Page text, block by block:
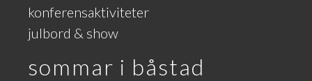
konferensaktiviteter
julbord & show
sommar i båstad